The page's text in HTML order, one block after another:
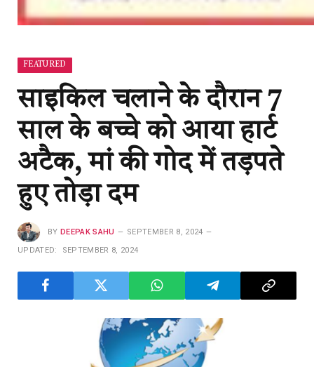
FEATURED
साइकिल चलाने के दौरान 7
साल के बच्चे को आया हार्ट
अटैक, मां की गोद में तड़पते
हुए तोड़ा दम
BY DEEPAK SAHU
SEPTEMBER 8, 2024
UPDATED:
SEPTEMBER 8, 2024